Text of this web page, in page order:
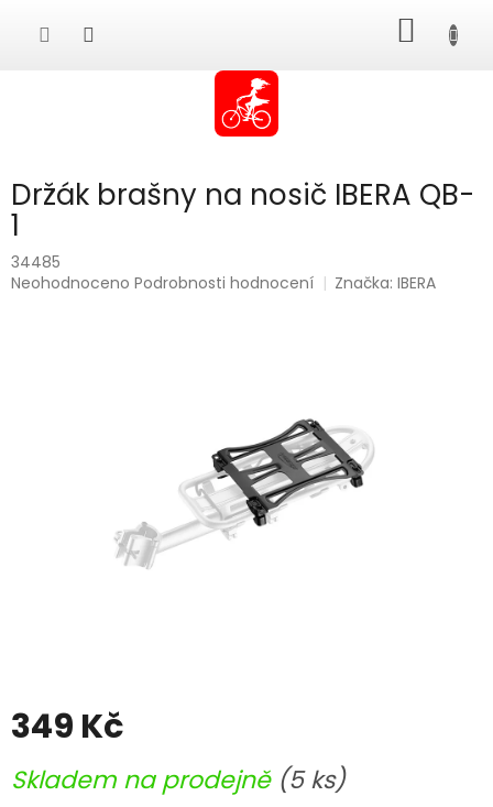
KOŠÍK
Držák brašny na nosič IBERA QB-
1
34485
Průměrné
Neohodnoceno Podrobnosti hodnocení Značka:IBERA
349 Kč
cena:
Skladem na prodejně (5 ks)